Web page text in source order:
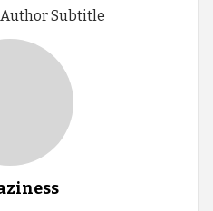
Subtitle